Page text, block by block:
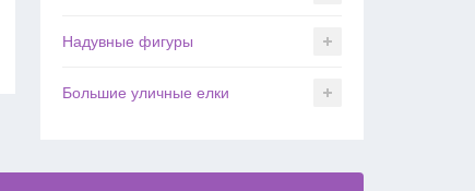
Надувные фигуры
Большие уличные елки